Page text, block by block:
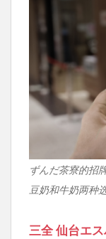
ずんだ茶寮的招
豆奶和牛奶两种
三全 仙台エス